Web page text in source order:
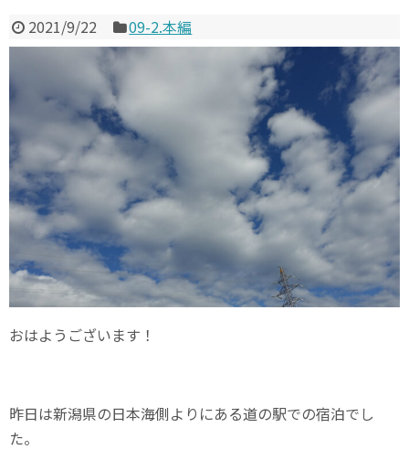
2021/9/22 09-2.本編
おはようございます！
昨日は新潟県の日本海側よりにある道の駅での宿泊でし
た。